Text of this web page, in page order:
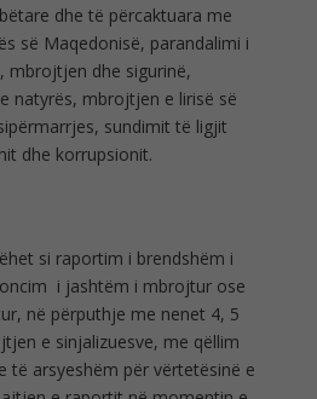
dhe të përcaktuara me
së Maqedonisë, parandalimi i
mbrojtjen dhe sigurinë,
natyrës, mbrojtjen e lirisë së
sundimit të ligjit
dhe korrupsionit.
si raportim i brendshëm i
i jashtëm i mbrojtur ose
në përputhje me nenet 4, 5
e sinjalizuesve, me qëllim
të arsyeshëm për vërtetësinë e